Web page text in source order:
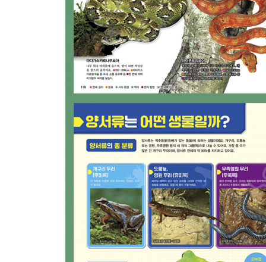
아프리카집뱀, 모래뱀 등의 무리 104
뱀 등의 무리 105
물뱀 무리 109
다카치호뱀, 파레아스 무리 115
줄판비늘뱀 무리 115
보아 무리 116
비단뱀 무리 121